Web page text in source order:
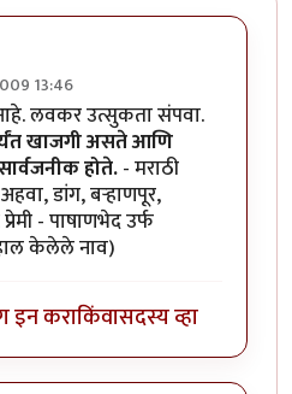
13:46
लवकर उत्सुकता संपवा.
खाजगी असते आणि
होते.- मराठी
डांग, बर्‍हाणपूर,
- पाषाणभेद उर्फ
केलेले नाव)
इन कराकिंवासदस्य व्हा